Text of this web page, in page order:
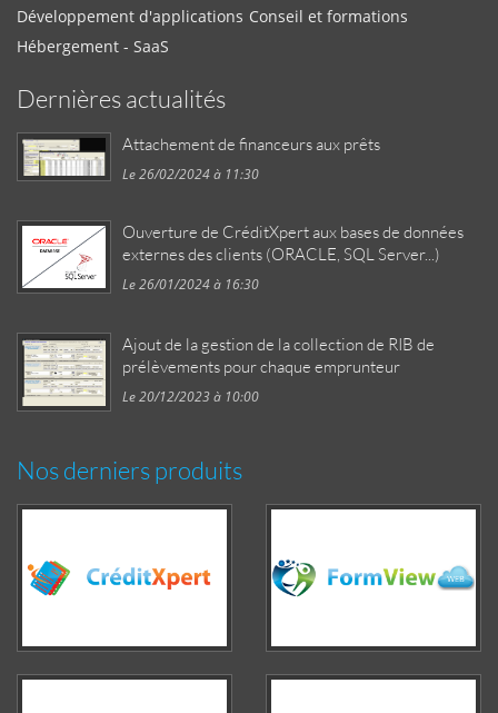
Développement d'applications Conseil et formations
Hébergement - SaaS
Dernières actualités
Attachement de financeurs aux prêts
Le 26/02/2024 à 11:30
Ouverture de CréditXpert aux bases de données
externes des clients (ORACLE, SQL Server...)
Le 26/01/2024 à 16:30
Ajout de la gestion de la collection de RIB de
prélèvements pour chaque emprunteur
Le 20/12/2023 à 10:00
Nos derniers produits